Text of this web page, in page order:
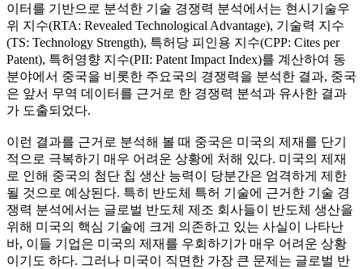
이터를 기반으로 분석한 기술 경쟁력 분석에서는 현시기술우
위 지수(RTA: Revealed Technological Advantage), 기술력 지수
(TS: Technology Strength), 특허당 피인용 지수(CPP: Cites per
Patent), 특허영향 지수(PII: Patent Impact Index)를 계산하여 동
분야에서 중국을 비롯한 주요국의 경쟁력을 분석한 결과, 중국
은 앞서 무역 데이터를 근거로 한 경쟁력 분석과 유사한 결과
가 도출되었다.
이런 결과를 근거로 분석해 볼 때 중국은 미국의 제재를 단기
적으로 극복하기 매우 어려운 상황에 처해 있다. 미국의 제재
로 인해 중국의 첨단 칩 생산 능력이 당분간은 엄격하게 제한
될 것으로 예상된다. 특히 반도체 특허 기술에 근거한 기술 경
쟁력 분석에서는 글로벌 반도체 제조 회사들이 반도체 생산을
위해 미국의 핵심 기술에 크게 의존하고 있는 사실이 나타난
바, 이들 기업은 미국의 제재를 우회하기가 매우 어려운 상황
이기도 하다. 그러나 미국이 직면한 가장 큰 문제는 글로벌 반